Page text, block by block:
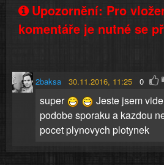
Upozornění: Pro
komentáře je nutné se
2baksa 30.11.2016, 11:25 0
super
Jeste jsem
podobe sporaku a kazdou
pocet plynovych plotynek